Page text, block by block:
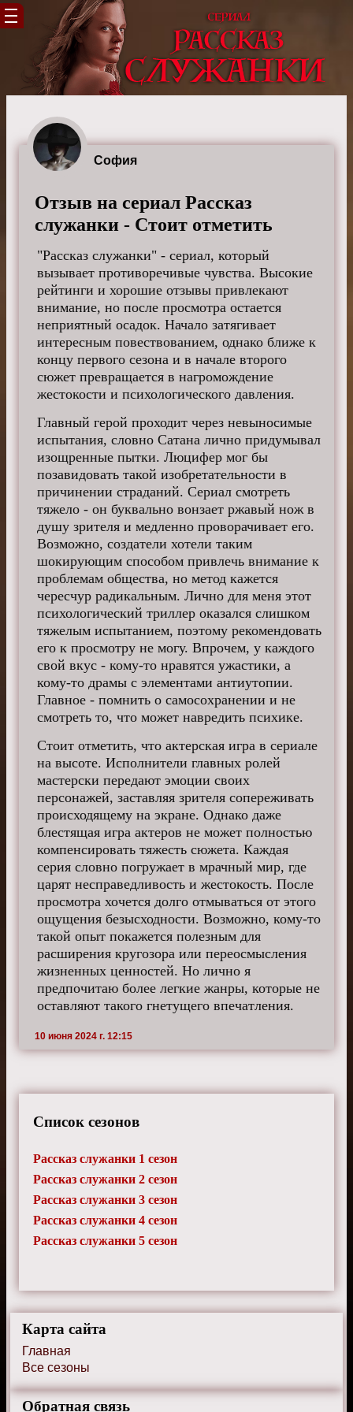
София
Отзыв на сериал Рассказ
служанки - Стоит отметить
"Рассказ служанки" - сериал, который
вызывает противоречивые чувства. Высокие
рейтинги и хорошие отзывы привлекают
внимание, но после просмотра остается
неприятный осадок. Начало затягивает
интересным повествованием, однако ближе к
концу первого сезона и в начале второго
сюжет превращается в нагромождение
жестокости и психологического давления.
Главный герой проходит через невыносимые
испытания, словно Сатана лично придумывал
изощренные пытки. Люцифер мог бы
позавидовать такой изобретательности в
причинении страданий. Сериал смотреть
тяжело - он буквально вонзает ржавый нож в
душу зрителя и медленно проворачивает его.
Возможно, создатели хотели таким
шокирующим способом привлечь внимание к
проблемам общества, но метод кажется
чересчур радикальным. Лично для меня этот
психологический триллер оказался слишком
тяжелым испытанием, поэтому рекомендовать
его к просмотру не могу. Впрочем, у каждого
свой вкус - кому-то нравятся ужастики, а
кому-то драмы с элементами антиутопии.
Главное - помнить о самосохранении и не
смотреть то, что может навредить психике.
Стоит отметить, что актерская игра в сериале
на высоте. Исполнители главных ролей
мастерски передают эмоции своих
персонажей, заставляя зрителя сопереживать
происходящему на экране. Однако даже
блестящая игра актеров не может полностью
компенсировать тяжесть сюжета. Каждая
серия словно погружает в мрачный мир, где
царят несправедливость и жестокость. После
просмотра хочется долго отмываться от этого
ощущения безысходности. Возможно, кому-то
такой опыт покажется полезным для
расширения кругозора или переосмысления
жизненных ценностей. Но лично я
предпочитаю более легкие жанры, которые не
оставляют такого гнетущего впечатления.
10 июня 2024 г. 12:15
Список сезонов
Рассказ служанки 1 сезон
Рассказ служанки 2 сезон
Рассказ служанки 3 сезон
Рассказ служанки 4 сезон
Рассказ служанки 5 сезон
Карта сайта
Главная
Все сезоны
Обратная связь